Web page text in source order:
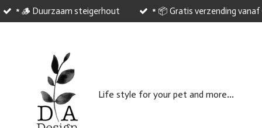
* 🪵 Duurzaam steigerhout * 📦 Gratis verzending vanaf
Life style for your pet and more...